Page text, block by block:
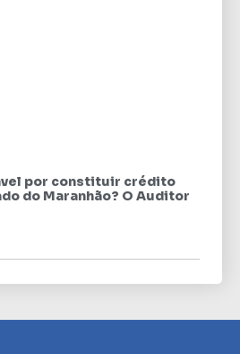
por constituir crédito
do Maranhão? O Auditor